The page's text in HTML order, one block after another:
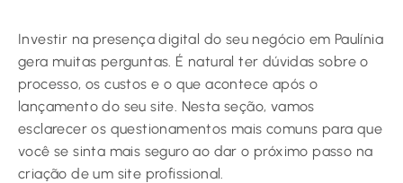
Investir na presença digital do seu negócio em Paulínia
gera muitas perguntas. É natural ter dúvidas sobre o
processo, os custos e o que acontece após o
lançamento do seu site. Nesta seção, vamos
esclarecer os questionamentos mais comuns para que
você se sinta mais seguro ao dar o próximo passo na
criação de um site profissional.